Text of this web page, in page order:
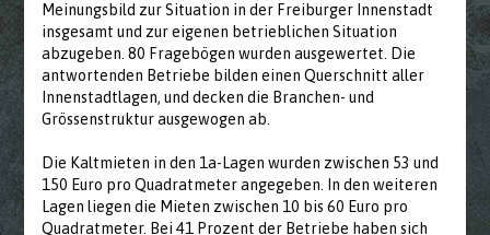
Meinungsbild zur Situation in der Freiburger Innenstadt
insgesamt und zur eigenen betrieblichen Situation
abzugeben. 80 Fragebögen wurden ausgewertet. Die
antwortenden Betriebe bilden einen Querschnitt aller
Innenstadtlagen, und decken die Branchen- und
Grössenstruktur ausgewogen ab.
Die Kaltmieten in den 1a-Lagen wurden zwischen 53 und
150 Euro pro Quadratmeter angegeben. In den weiteren
Lagen liegen die Mieten zwischen 10 bis 60 Euro pro
Quadratmeter. Bei 41 Prozent der Betriebe haben sich